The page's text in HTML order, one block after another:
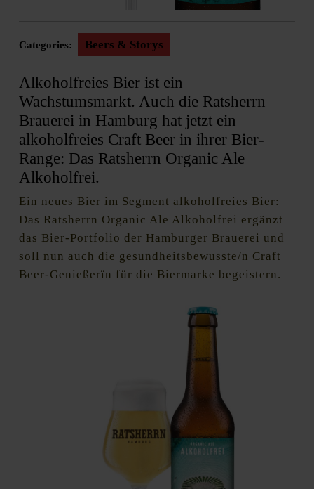
Categories: Beers & Storys
Alkoholfreies Bier ist ein
Wachstumsmarkt. Auch die Ratsherrn
Brauerei in Hamburg hat jetzt ein
alkoholfreies Craft Beer in ihrer Bier-
Range: Das Ratsherrn Organic Ale
Alkoholfrei.
Ein neues Bier im Segment alkoholfreies Bier:
Das Ratsherrn Organic Ale Alkoholfrei ergänzt
das Bier-Portfolio der Hamburger Brauerei und
soll nun auch die gesundheitsbewusste/n Craft
Beer-Genießerïn für die Biermarke begeistern.